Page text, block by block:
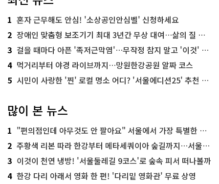
1 혼자 근무해도 안심! '소상공인안심벨' 신청하세요
2 장애인 맞춤형 보조기기 최대 3년간 무상 대여…삶의 질 높인다
3 걸을 때마다 아픈 '족저근막염'…무작정 참지 말고 '이것' 해보세요!
4 먹거리부터 야경 라이브까지…망원한강공원 알짜 코스
5 시민이 사랑한 '찐' 로컬 명소 어디? '서울에디션25' 추천 코스
많이 본 뉴스
1 "편의점인데 아무것도 안 팔아요" 서울에서 가장 특별한 편의점의 정체
2 주황색 리본 따라 한강부터 메타세쿼이아 숲길까지…서울둘레길 15코스
3 이것이 천연 냉방! '서울둘레길 9코스'로 숲속 피서 떠나볼까
4 한강 다리 아래서 영화 한 편! '다리밑 영화관' 무료 상영